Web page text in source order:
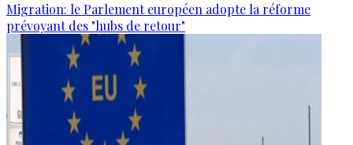
Migration: le Parlement européen adopte la réforme
prévoyant des "hubs de retour"